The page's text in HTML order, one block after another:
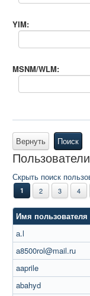
YIM:
MSNM/WLM:
Вернуть Поиск
Пользователи
Скрыть поиск
1 2 3 4
Имя пользователя
а.l
a8500rol@mail.ru
aaprile
abahyd